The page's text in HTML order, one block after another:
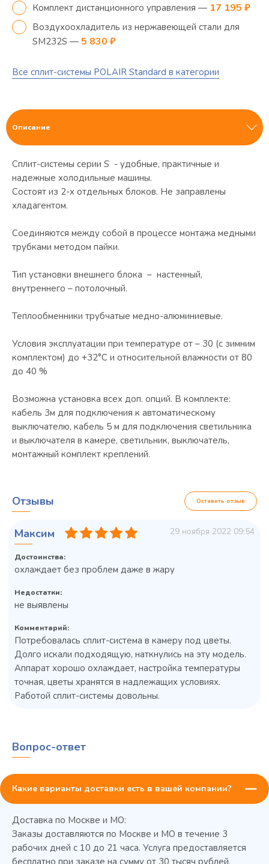
Комплект дистанционного управления — 17 195 ₽
Воздухоохладитель из нержавеющей стали для
SM232S — 5 830 ₽
Все сплит-системы POLAIR Standard в категории
Описание
Сплит-системы серии S - удобные, практичные и
надежные холодильные машины.
Состоят из 2-х отдельных блоков. Не заправлены
хладагентом.
Соединяются между собой в процессе монтажа медными
трубками методом пайки.
Тип установки внешнего блока – настенный,
внутреннего – потолочный.
Теплообменники трубчатые медно-алюминиевые.
Условия эксплуатации при температуре от – 30 (с зимним
комплектом) до +32°С и относительной влажности от 80
до 40 %
Возможна установка всех доп. опций. В комплекте:
кабель 3м для подключения к автоматическому
выключателю, кабель 5 м для подключения светильника
и выключателя в камере, светильник, выключатель,
монтажный комплект креплений.
Колода разрубочная КР-5/5
45 900 ₽ ✓ В наличии
Отзывы Оставить отзыв
Максим 29 ноября 2022 09:54
Достоинства:
охлаждает без проблем даже в жару
Недостатки:
не выявлены
Комментарий:
Потребовалась сплит-система в камеру под цветы.
Долго искали подходящую, наткнулись на эту модель.
Аппарат хорошо охлаждает, настройка температуры
точная, цветы хранятся в надлежащих условиях.
Работой сплит-системы довольны.
Вопрос-ответ
Какие варианты доставки есть в вашей компании?
Доставка по Москве и МО:
Заказы доставляются по Москве и МО в течение 3
рабочих дней с 10 до 21 часа. Услуга предоставляется
бесплатно при заказе на сумму от 30 тысяч рублей.